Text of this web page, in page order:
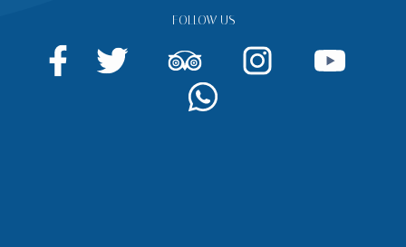
Televisión de pantalla plana con canales por
FOLLOW US